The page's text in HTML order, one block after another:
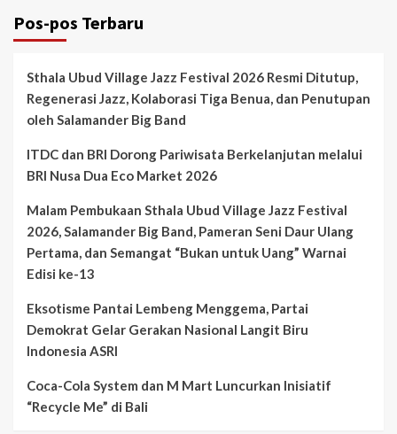
Pos-pos Terbaru
Sthala Ubud Village Jazz Festival 2026 Resmi Ditutup,
Regenerasi Jazz, Kolaborasi Tiga Benua, dan Penutupan
oleh Salamander Big Band
ITDC dan BRI Dorong Pariwisata Berkelanjutan melalui
BRI Nusa Dua Eco Market 2026
Malam Pembukaan Sthala Ubud Village Jazz Festival
2026, Salamander Big Band, Pameran Seni Daur Ulang
Pertama, dan Semangat “Bukan untuk Uang” Warnai
Edisi ke-13
Eksotisme Pantai Lembeng Menggema, Partai
Demokrat Gelar Gerakan Nasional Langit Biru
Indonesia ASRI
Coca-Cola System dan M Mart Luncurkan Inisiatif
“Recycle Me” di Bali